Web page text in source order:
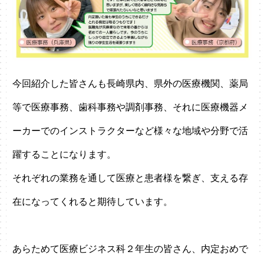
今回紹介した皆さんも長崎県内、県外の医療機関、薬局
等で医療事務、歯科事務や調剤事務、それに医療機器メ
ーカーでのインストラクターなど様々な地域や分野で活
躍することになります。
それぞれの業務を通して医療と患者様を繋ぎ、支える存
在になってくれると期待しています。
あらためて医療ビジネス科２年生の皆さん、内定おめで